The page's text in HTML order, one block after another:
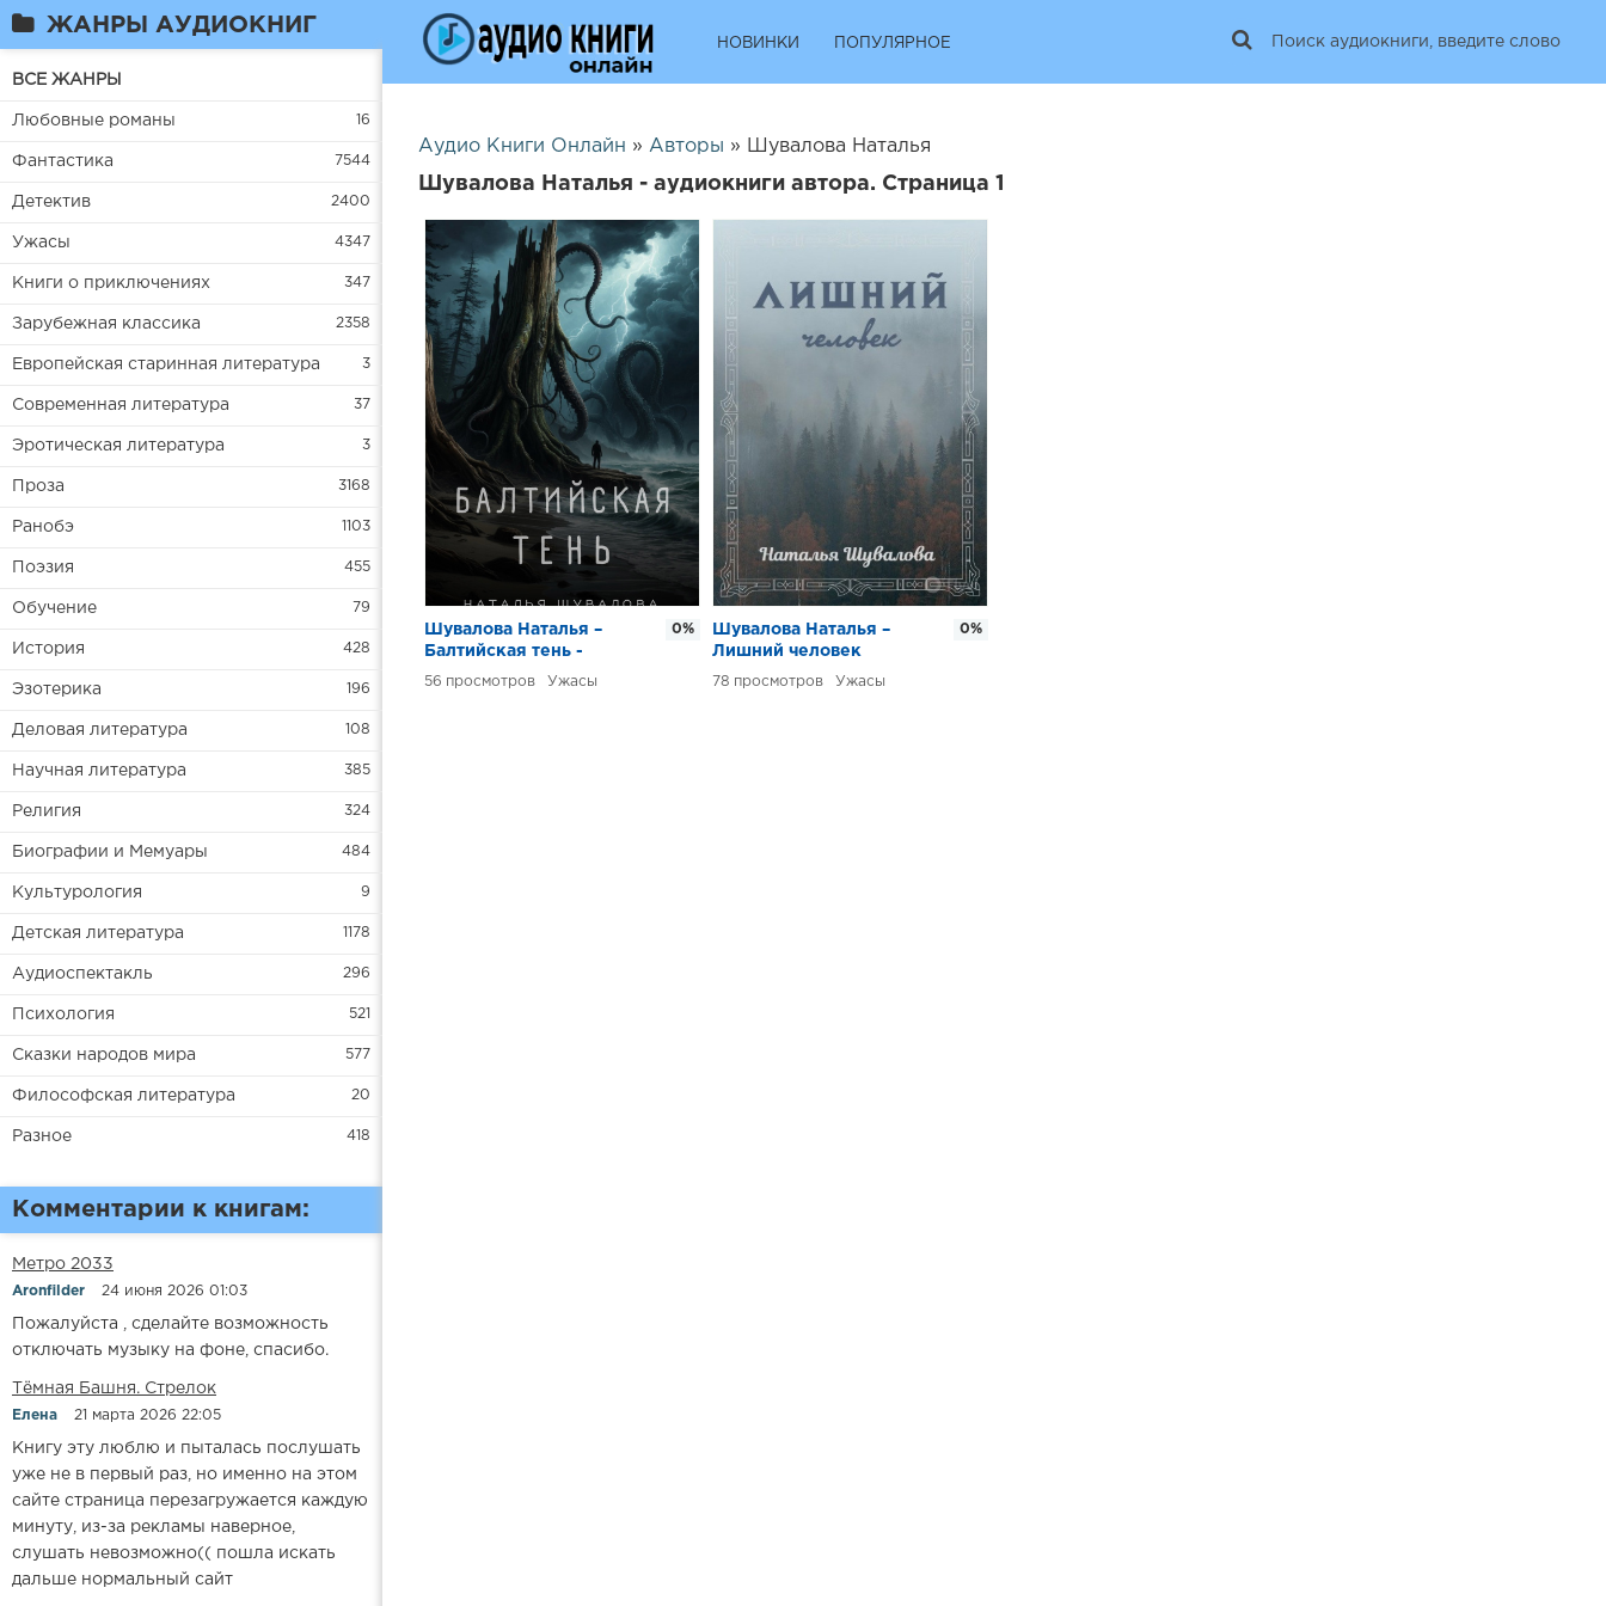
ЖАНРЫ АУДИОКНИГ
ВСЕ ЖАНРЫ
Любовные романы 16
Фантастика 7544
Детектив 2400
Ужасы 4347
Книги о приключениях 347
Зарубежная классика 2358
Европейская старинная литература 3
Современная литература 37
Эротическая литература 3
Проза 3168
Ранобэ 1103
Поэзия 455
Обучение 79
История 428
Эзотерика 196
Деловая литература 108
Научная литература 385
Религия 324
Биографии и Мемуары 484
Культурология 9
Детская литература 1178
Аудиоспектакль 296
Психология 521
Сказки народов мира 577
Философская литература 20
Разное 418
Комментарии к книгам:
Метро 2033
Aronfilder 24 июня 2026 01:03
Пожалуйста , сделайте возможность
отключать музыку на фоне, спасибо.
​​Тёмная Башня. Стрелок
Елена 21 марта 2026 22:05
Книгу эту люблю и пыталась послушать
уже не в первый раз, но именно на этом
сайте страница перезагружается каждую
минуту, из-за рекламы наверное,
слушать невозможно(( пошла искать
дальше нормальный сайт
НОВИНКИ ПОПУЛЯРНОЕ
Аудио Книги Онлайн » Авторы » Шувалова Наталья
Шувалова Наталья - аудиокниги автора. Страница 1
Шувалова Наталья –
Балтийская тень -
Смерть в янтаре. 1 часть.
56 Ужасы
0%
Шувалова Наталья –
Лишний человек
78 Ужасы
0%